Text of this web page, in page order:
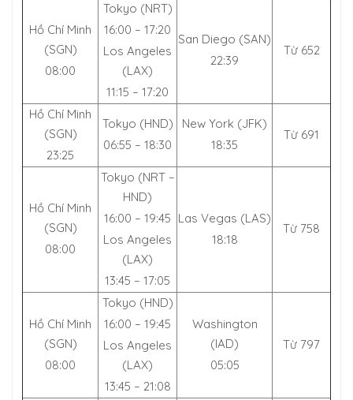
Hồ Chí Minh
(SGN)
08:00
Tokyo (NRT)
16:00 – 17:20
Los Angeles
(LAX)
11:15 – 17:20
San Diego (SAN)
22:39
Từ 652
Hồ Chí Minh
(SGN)
23:25
Tokyo (HND)
06:55 – 18:30
New York (JFK)
18:35
Từ 691
Hồ Chí Minh
(SGN)
08:00
Tokyo (NRT –
HND)
16:00 – 19:45
Los Angeles
(LAX)
13:45 – 17:05
Las Vegas (LAS)
18:18
Từ 758
Hồ Chí Minh
(SGN)
08:00
Tokyo (HND)
16:00 – 19:45
Los Angeles
(LAX)
13:45 – 21:08
Washington
(IAD)
05:05
Từ 797